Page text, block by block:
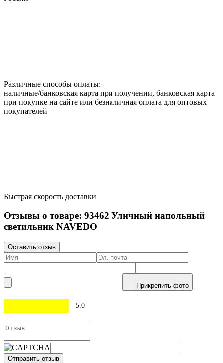
Различные способы оплаты:
наличные/банковская карта при получении, банковская карта
при покупке на сайте или безналичная оплата для оптовых
покупателей
Быстрая скорость доставки
Отзывы о товаре: 93462 Уличный напольный
светильник NAVEDO
Оставить отзыв
Прикрепить фото
5.0
Отправить отзыв